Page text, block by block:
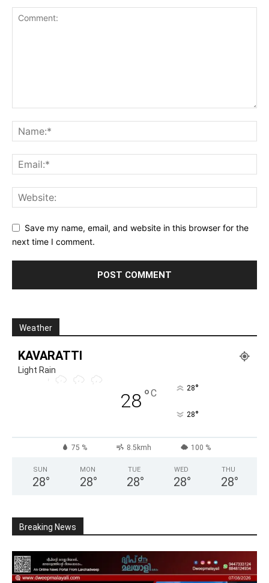
Save my name, email, and website in this browser for the
next time I comment.
Weather
KAVARATTI
Light Rain
28°C 28°
28°
75 % 8.5kmh 100 %
SUN
28°
MON
28°
TUE
28°
WED
28°
THU
28°
Breaking News